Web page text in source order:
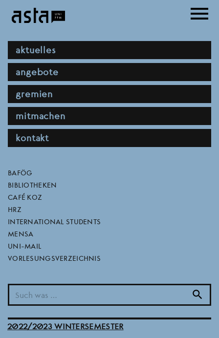
zum
hauptnavigation
aktuelles
angebote
gremien
mitmachen
kontakt
direktlinks
BAFÖG
BIBLIOTHEKEN
CAFÉ KOZ
HRZ
INTERNATIONAL STUDENTS
MENSA
UNI-MAIL
VORLESUNGSVERZEICHNIS
search
menu
progressive
wirtschaftspolitik -
sozialwissenschaftliche
rückaneignung eines
vernächlässigten
politikfelds
SEMESTER
2022/2023 WINTERSEMESTER